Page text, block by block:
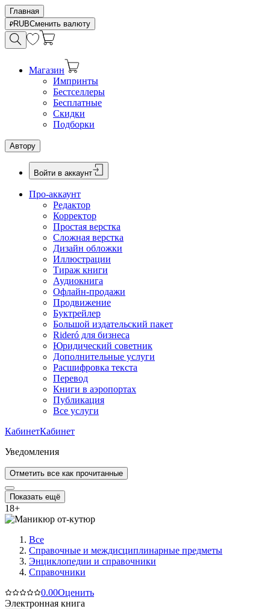
Главная
RUBСменить валюту
Магазин
Импринты
Бестселлеры
Бесплатные
Скидки
Подборки
Автору
Войти в аккаунт
Про-аккаунт
Редактор
Корректор
Простая верстка
Сложная верстка
Дизайн обложки
Иллюстрации
Тираж книги
Аудиокнига
Офлайн-продажи
Продвижение
Буктрейлер
Большой издательский пакет
Rideró для бизнеса
Юридический советник
Дополнительные услуги
Расшифровка текста
Перевод
Книги в аэропортах
Публикация
Все услуги
КабинетКабинет
Уведомления
Отметить все как прочитанные
Показать ещё
18+
Все
Справочные и междисциплинарные предметы
Энциклопедии и справочники
Справочники
0.00Оценить
Электронная книга